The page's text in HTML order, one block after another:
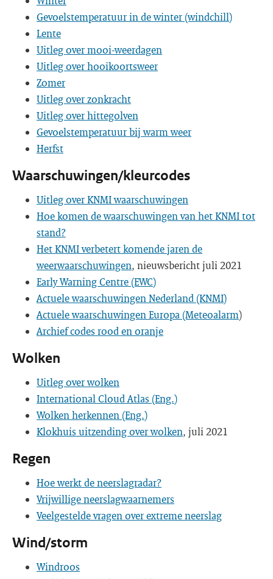
Gevoelstemperatuur in de winter (windchill)
Lente
Uitleg over mooi-weerdagen
Uitleg over hooikoortsweer
Zomer
Uitleg over zonkracht
Uitleg over hittegolven
Gevoelstemperatuur bij warm weer
Herfst
Waarschuwingen/kleurcodes
Uitleg over KNMI waarschuwingen
Hoe komen de waarschuwingen van het KNMI tot
stand?
Het KNMI verbetert komende jaren de
weerwaarschuwingen, nieuwsbericht juli 2021
Early Warning Centre (EWC)
Actuele waarschuwingen Nederland (KNMI)
Actuele waarschuwingen Europa (Meteoalarm)
Archief codes rood en oranje
Wolken
Uitleg over wolken
International Cloud Atlas (Eng.)
Wolken herkennen (Eng.)
Klokhuis uitzending over wolken, juli 2021
Regen
Hoe werkt de neerslagradar?
Vrijwillige neerslagwaarnemers
Veelgestelde vragen over extreme neerslag
Wind/storm
Windroos